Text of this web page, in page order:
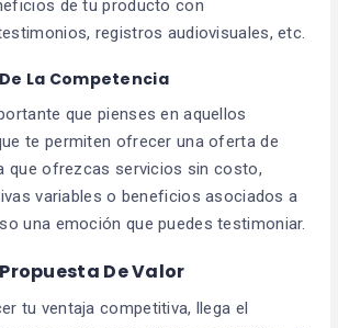
de tu producto con
registros audiovisuales, etc.
La Competencia
que pienses en aquellos
te permiten ofrecer una oferta de
que ofrezcas servicios sin costo,
variables o beneficios asociados a
una emoción que puedes testimoniar.
De Valor
tu ventaja competitiva, llega el